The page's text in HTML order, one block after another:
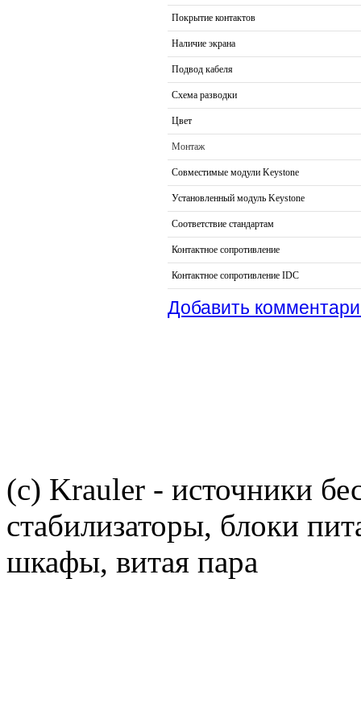
Покрытие контактов
Наличие экрана
Подвод кабеля
Схема разводки
Цвет
Монтаж
Совместимые модули Keystone
Установленный модуль Keystone
Соответствие стандартам
Контактное сопротивление
Контактное сопротивление IDC
Добавить
(c) Krauler - источники
стабилизаторы, блоки
шкафы, витая пара